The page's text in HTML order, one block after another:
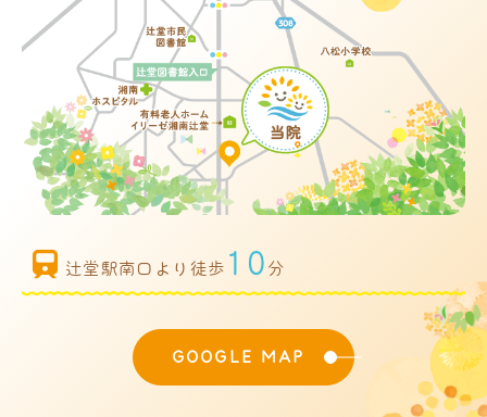
辻堂駅南口より徒歩 10 分
GOOGLE MAP